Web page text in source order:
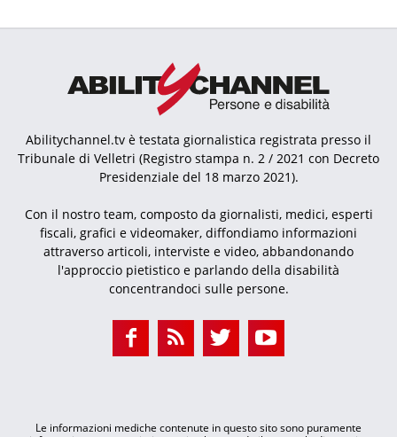
Abilitychannel.tv è testata giornalistica registrata presso il
Tribunale di Velletri (Registro stampa n. 2 / 2021 con Decreto
Presidenziale del 18 marzo 2021).
Con il nostro team, composto da giornalisti, medici, esperti
fiscali, grafici e videomaker, diffondiamo informazioni
attraverso articoli, interviste e video, abbandonando
l'approccio pietistico e parlando della disabilità
concentrandoci sulle persone.
Le informazioni mediche contenute in questo sito sono puramente